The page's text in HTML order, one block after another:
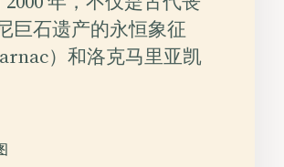
巨石遗产的永恒象征
）和洛克马里亚凯